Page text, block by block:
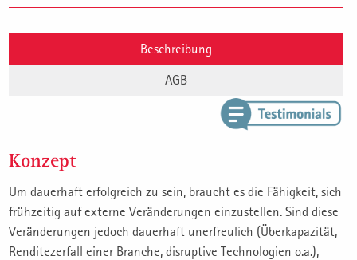
Beschreibung
AGB
Konzept
Um dauerhaft erfolgreich zu sein, braucht es die Fähigkeit, sich
frühzeitig auf externe Veränderungen einzustellen. Sind diese
Veränderungen jedoch dauerhaft unerfreulich (Überkapazität,
Renditezerfall einer Branche, disruptive Technologien o.a.),